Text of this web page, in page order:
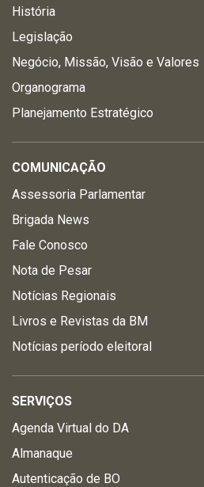
História
Legislação
Negócio, Missão, Visão e Valores
Organograma
Planejamento Estratégico
COMUNICAÇÃO
Assessoria Parlamentar
Brigada News
Fale Conosco
Nota de Pesar
Notícias Regionais
Livros e Revistas da BM
Notícias período eleitoral
SERVIÇOS
Agenda Virtual do DA
Almanaque
Autenticação de BO